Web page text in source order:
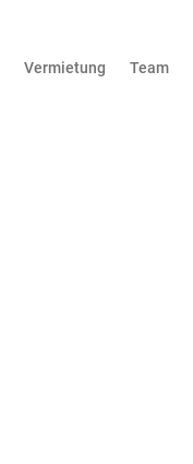
Vermietung Team